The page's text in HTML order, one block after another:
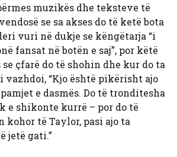
muzikës dhe teksteve të
se sa akses do të ketë bota
vuri në dukje se këngëtarja “i
fansat në botën e saj”, por këtë
se çfarë do të shohin dhe kur do ta
vazhdoi, “Kjo është pikërisht ajo
e dasmës. Do të tronditesha
e shikonte kurrë – por do të
kohor të Taylor, pasi ajo ta
jetë gati.”